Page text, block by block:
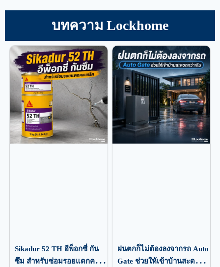
บทความ Lockhome
Sikadur 52 TH อีพ็อกซี่ กัน
ซึม สำหรับซ่อมรอยแตกคอ
ฝนตกก็ไม่ต้องลงจากรถ Auto
Gate ช่วยให้เข้าบ้านสะดวก